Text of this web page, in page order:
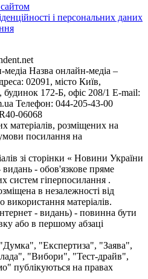
і персональних даних
Назва онлайн-медіа –
02091, місто Київ,
172-Б, офіс 208/1 E-mail:
Телефон: 044-205-43-00
06068
матеріалів, розміщених на
посилання на
зі сторінки « Новини України
видань - обов'язкове пряме
систем гіперпосилання .
в незалежності від
використання матеріалів.
- видань) - повинна бути
або в першому абзаці
"Експертиза", "Заява",
"Вибори", "Тест-драйв",
публікуються на правах